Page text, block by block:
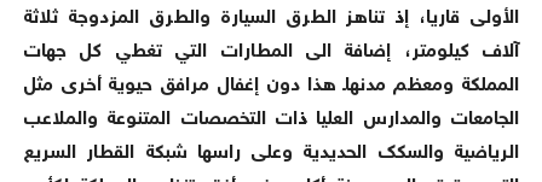
الأولى قاريا، إذ تناهز الطرق السيارة والطرق المزدوجة ثلاثة
آلاف كيلومتر، إضافة الى المطارات التي تغطي كل جهات
المملكة ومعظم مدنهاـ هذا دون إغفال مرافق حيوية أخرى مثل
الجامعات والمدارس العليا ذات التخصصات المتنوعة والملاعب
الرياضية والسكك الحديدية وعلى راسها شبكة القطار السريع